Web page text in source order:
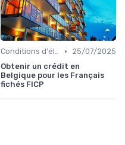
Conditions d'éligibilité •
25/07/2025
Obtenir un crédit en
Belgique pour les Français
fichés FICP